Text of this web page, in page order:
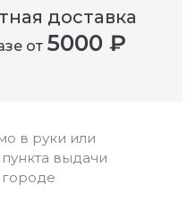
доставка
от 5000 ₽
в руки или
выдачи